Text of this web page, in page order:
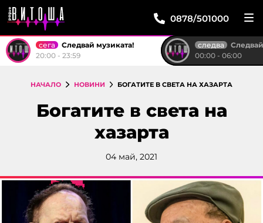
0878/501000
сега
Следвай музиката!
20:00 - 23:59
следва
Следвай
00:00 - 06:00
НАЧАЛО НОВИНИ БОГАТИТЕ В СВЕТА НА ХАЗАРТА
Богатите в света на
хазарта
04 май, 2021